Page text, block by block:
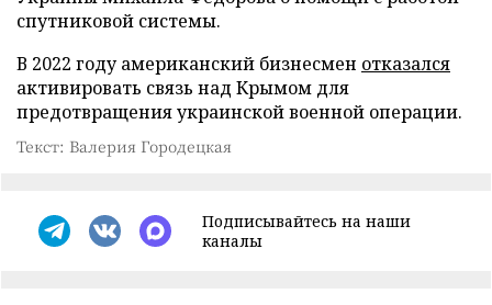
спутниковой системы.
В 2022 году американский бизнесмен отказался
активировать связь над Крымом для
предотвращения украинской военной операции.
Текст: Валерия Городецкая
Подписывайтесь на наши
каналы